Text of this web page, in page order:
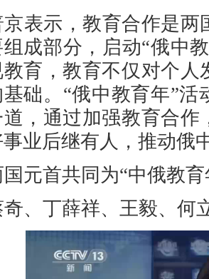
京表示，教育合作是
成部分，启动“俄中
育，教育不仅对个
基础。“俄中教育年”
，通过加强教育合
业后继有人，推动俄
元首共同为“中俄教
奇、丁薛祥、王毅、何